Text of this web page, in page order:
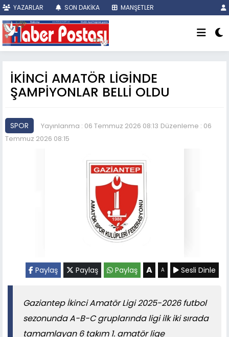
YAZARLAR SON DAKİKA MANŞETLER
İKİNCİ AMATÖR LİGİNDE
ŞAMPİYONLAR BELLİ OLDU
SPOR Yayınlanma : 06 Temmuz 2026 08:13 Düzenleme : 06
Temmuz 2026 08:15
Paylaş Paylaş Paylaş A A Sesli Dinle
Gaziantep İkinci Amatör Ligi 2025-2026 futbol
sezonunda A-B-C gruplarında ligi ilk iki sırada
tamamlayan 6 takım 1. amatör lige